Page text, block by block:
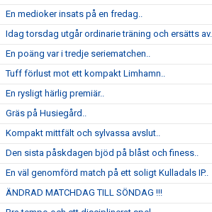
En medioker insats på en fredag..
Idag torsdag utgår ordinarie träning och ersätts av...
En poäng var i tredje seriematchen..
Tuff förlust mot ett kompakt Limhamn..
En rysligt härlig premiär..
Gräs på Husiegård..
Kompakt mittfält och sylvassa avslut..
Den sista påskdagen bjöd på blåst och finess..
En väl genomförd match på ett soligt Kulladals IP..
ÄNDRAD MATCHDAG TILL SÖNDAG !!!